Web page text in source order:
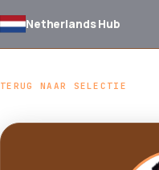
Netherlands Hub
TERUG NAAR SELECTIE